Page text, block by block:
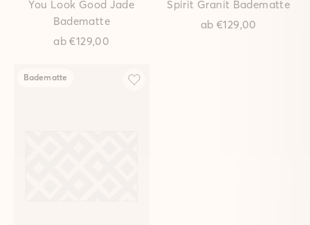
You Look Good Jade
Badematte
ab€129,00
Spirit Granit Badematte
ab €129,00
Badematte